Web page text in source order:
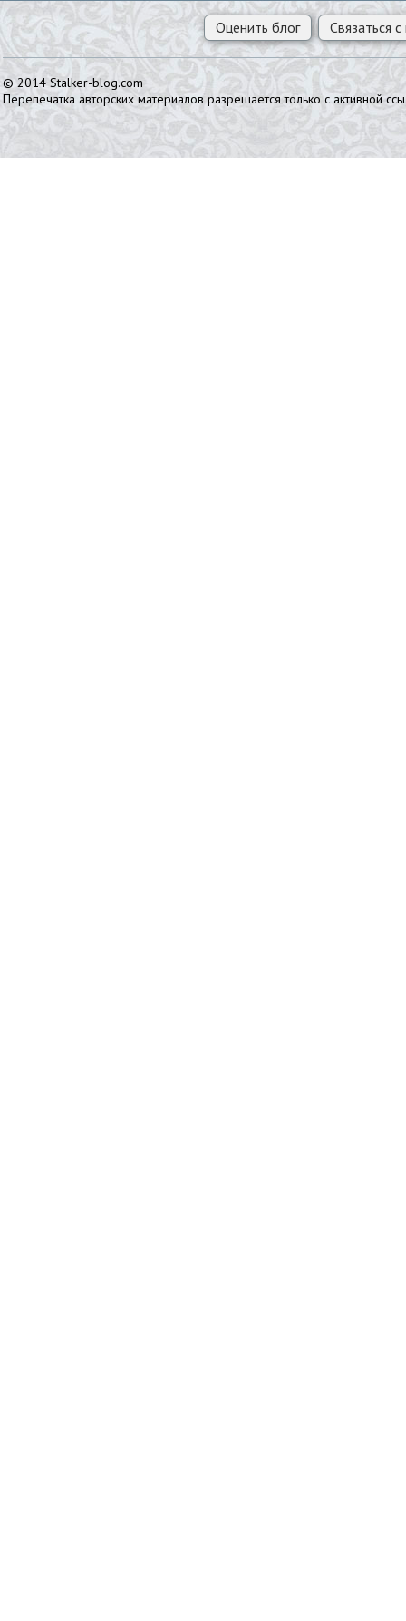
Оценить блог Связаться
© 2014 Stalker-blog.com
Перепечатка авторских материалов разрешается только с активной